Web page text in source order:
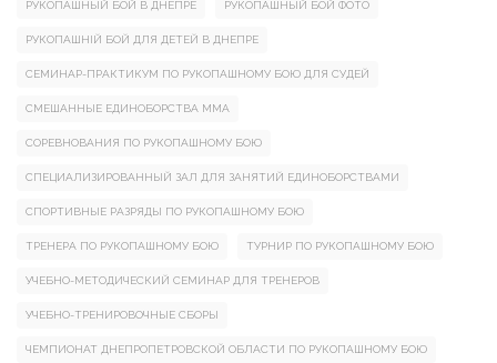
РУКОПАШНЫЙ БОЙ В ДНЕПРЕ РУКОПАШНЫЙ БОЙ ФОТО
РУКОПАШНІЙ БОЙ ДЛЯ ДЕТЕЙ В ДНЕПРЕ
СЕМИНАР-ПРАКТИКУМ ПО РУКОПАШНОМУ БОЮ ДЛЯ СУДЕЙ
СМЕШАННЫЕ ЕДИНОБОРСТВА ММА
СОРЕВНОВАНИЯ ПО РУКОПАШНОМУ БОЮ
СПЕЦИАЛИЗИРОВАННЫЙ ЗАЛ ДЛЯ ЗАНЯТИЙ ЕДИНОБОРСТВАМИ
СПОРТИВНЫЕ РАЗРЯДЫ ПО РУКОПАШНОМУ БОЮ
ТРЕНЕРА ПО РУКОПАШНОМУ БОЮ ТУРНИР ПО РУКОПАШНОМУ БОЮ
УЧЕБНО-МЕТОДИЧЕСКИЙ СЕМИНАР ДЛЯ ТРЕНЕРОВ
УЧЕБНО-ТРЕНИРОВОЧНЫЕ СБОРЫ
ЧЕМПИОНАТ ДНЕПРОПЕТРОВСКОЙ ОБЛАСТИ ПО РУКОПАШНОМУ БОЮ